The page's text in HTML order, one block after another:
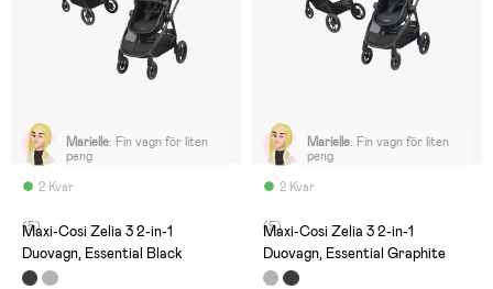
2 Kvar
Marielle: Fin vagn för liten
peng
(5)
Maxi-Cosi Zelia 3 2-in-1
Duovagn, Essential Black
2 Kvar
Marielle: Fin vagn för liten
peng
(5)
Maxi-Cosi Zelia 3 2-in-1
Duovagn, Essential Graphite